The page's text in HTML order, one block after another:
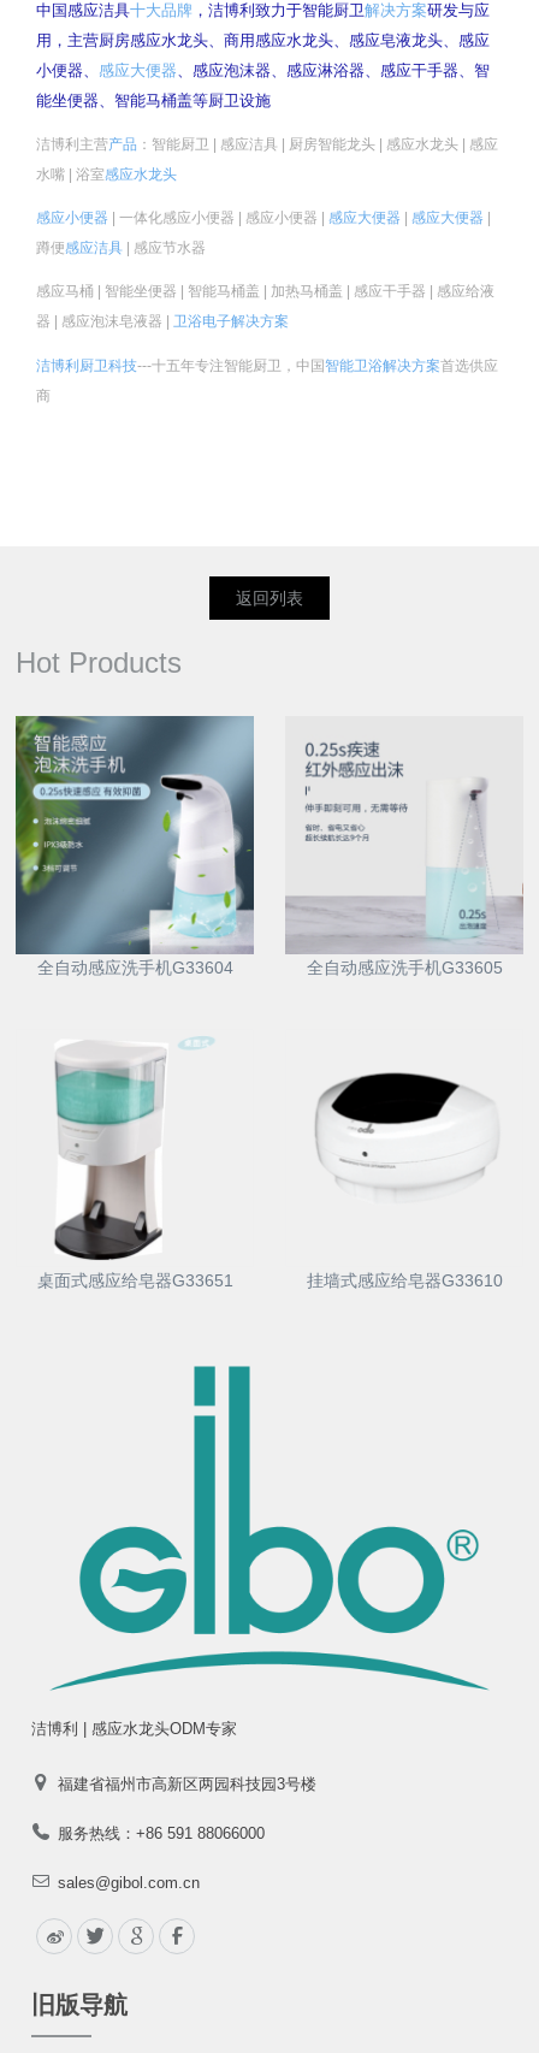
中国感应洁具十大品牌 ，洁博利致力于智能厨卫解决方案研发与应
用，主营厨房感应水龙头、商用感应水龙头、感应皂液龙头、感应
小便器、 感应大便器 、感应泡沫器、感应淋浴器、感应干手器、智
能坐便器、智能马桶盖等厨卫设施
洁博利主营产品 ：智能厨卫 | 感应洁具 | 厨房智能龙头 | 感应水龙头 | 感应
水嘴 | 浴室感应水龙头
感应小便器 | 一体化感应小便器 | 感应小便器 | 感应大便器 感应大便器
蹲便感应洁具 | 感应节水器
感应马桶 | 智能坐便器 | 智能马桶盖 | 加热马桶盖 | 感应干手器 | 感应给液
器 | 感应泡沫皂液器 | 卫浴电子解决方案
洁博利厨卫科技---十五年专注智能厨卫，中国智能卫浴解决方案首选供应
商
返回列表
Hot Products
全自动感应洗手机G33604 全自动感应洗手机G33605
桌面式感应给皂器G33651 挂墙式感应给皂器G33610
洁博利 | 感应水龙头ODM专家
福建省福州市高新区两园科技园3号楼
服务热线：+86 591 88066000
sales@gibol.com.cn
旧版导航